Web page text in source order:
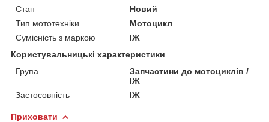
Стан
Новий
Тип мототехніки
Мотоцикл
Сумісність з маркою
ІЖ
Користувальницькі характеристики
Група
Запчастини до мотоциклів /
ІЖ
Застосовність
ІЖ
Приховати